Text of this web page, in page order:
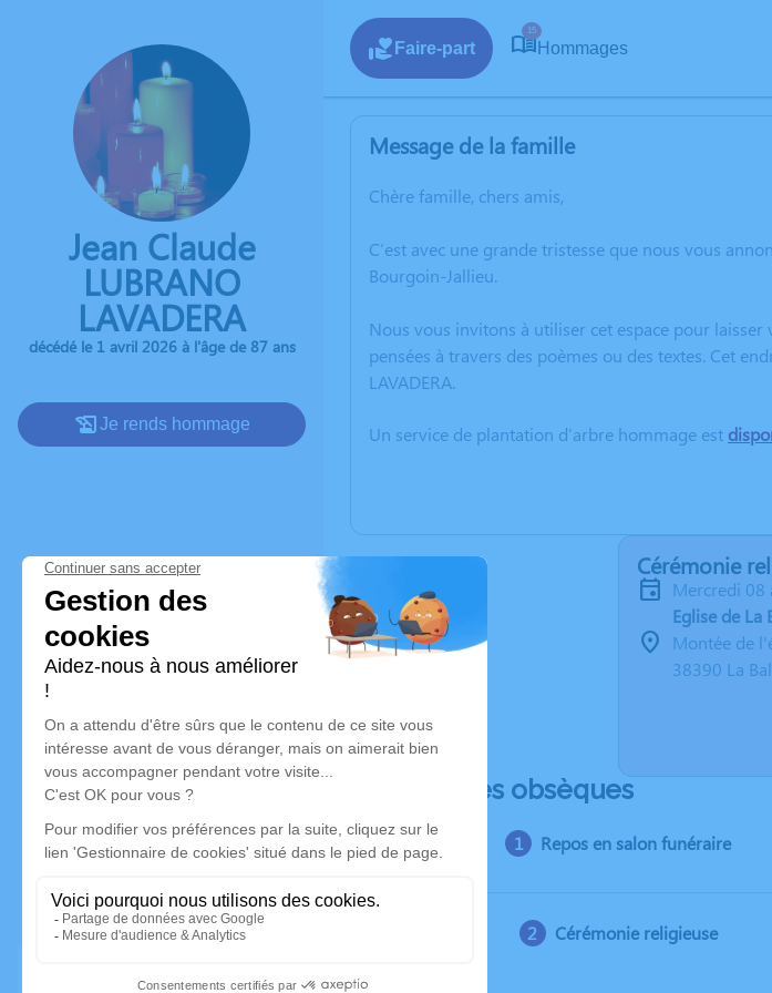
Jean Claude
LUBRANO
LAVADERA
décédé le 1 avril 2026 à l'âge de 87 ans
Je rends hommage
Faire-part
15
Hommages
Message de la famille
Chère famille, chers amis,
C’est avec une grande tristesse que nous vous
Bourgoin-Jallieu.
Nous vous invitons à utiliser cet espace pour
pensées à travers des poèmes ou des textes. Cet
LAVADERA.
Un service de plantation d’arbre hommage est
Cérémonie
mercredi
Eglise de La
Montée de
38390 La
Déroulé des obsèques
Repos en salon funéraire
Cérémonie religieuse